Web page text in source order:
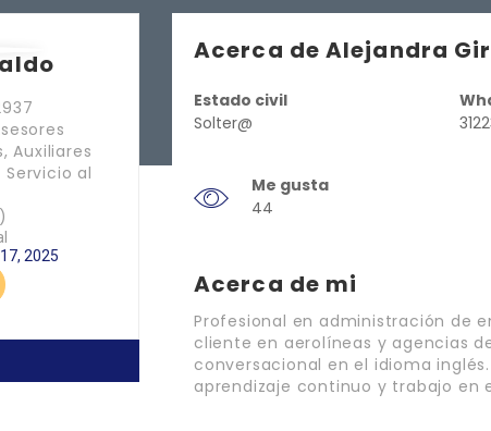
Auxiliares
al
2025
Acerca de Alejandra
Estado civil
Solter@
Me gusta
44
Acerca de mi
Profesional en administración de
cliente en aerolíneas y agencias
conversacional en el idioma
aprendizaje continuo y trabajo en